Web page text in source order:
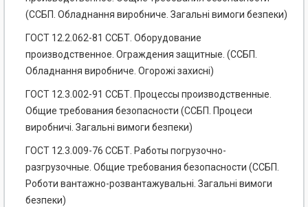
(ССБП. Обладнання виробниче. Загальні вимоги безпеки)
ГОСТ 12.2.062-81 ССБТ. Оборудование
производственное. Ограждения защитные. (ССБП.
Обладнання виробниче. Огорожі захисні)
ГОСТ 12.3.002-91 ССБТ. Процессы производственные.
Общие требования безопасности (ССБП. Процеси
виробничі. Загальні вимоги безпеки)
ГОСТ 12.3.009-76 ССБТ. Работы погрузочно-
разгрузочные. Общие требования безопасности (ССБП.
Роботи вантажно-розвантажувальні. Загальні вимоги
безпеки)